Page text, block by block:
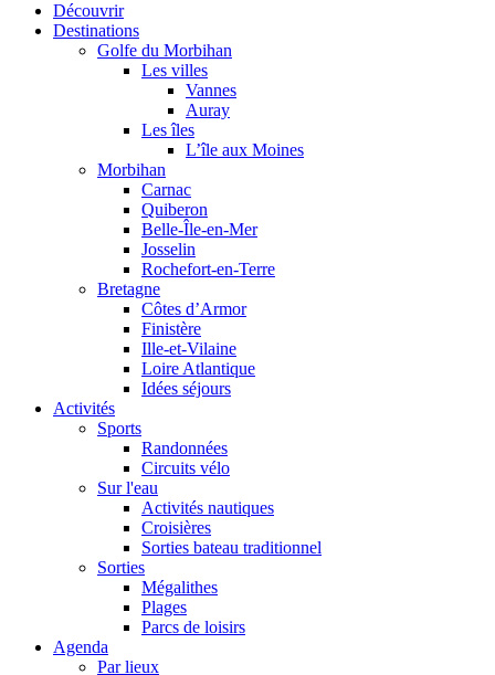
Découvrir
Destinations
Golfe du Morbihan
Les villes
Vannes
Auray
Les îles
L’île aux Moines
Morbihan
Carnac
Quiberon
Belle-Île-en-Mer
Josselin
Rochefort-en-Terre
Bretagne
Côtes d’Armor
Finistère
Ille-et-Vilaine
Loire Atlantique
Idées séjours
Activités
Sports
Randonnées
Circuits vélo
Sur l'eau
Activités nautiques
Croisières
Sorties bateau traditionnel
Sorties
Mégalithes
Plages
Parcs de loisirs
Agenda
Par lieux